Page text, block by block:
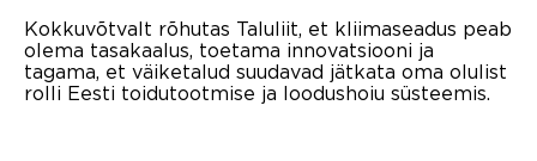
Kokkuvõtvalt rõhutas Taluliit, et kliimaseadus peab
olema tasakaalus, toetama innovatsiooni ja
tagama, et väiketalud suudavad jätkata oma olulist
rolli Eesti toidutootmise ja loodushoiu süsteemis.